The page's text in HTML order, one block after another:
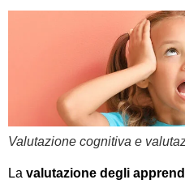
Valutazione cognitiva e
La valutazione degli